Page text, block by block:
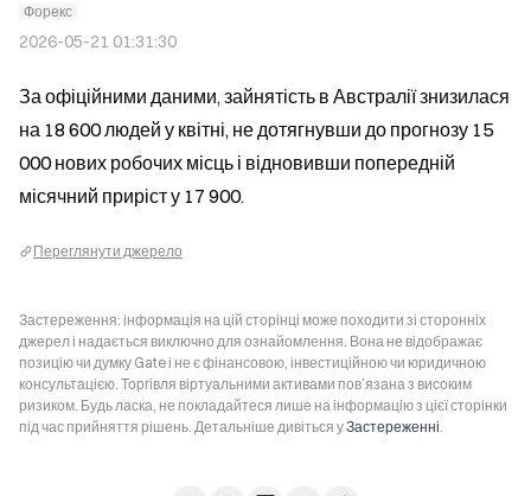
Форекс
2026-05-21 01:31:30
За офіційними даними, зайнятість в Австралії знизилася
на 18 600 людей у квітні, не дотягнувши до прогнозу 15
000 нових робочих місць і відновивши попередній
місячний приріст у 17 900.
Переглянути джерело
Застереження: інформація на цій сторінці може походити зі сторонніх
джерел і надається виключно для ознайомлення. Вона не відображає
позицію чи думку Gate і не є фінансовою, інвестиційною чи юридичною
консультацією. Торгівля віртуальними активами пов’язана з високим
ризиком. Будь ласка, не покладайтеся лише на інформацію з цієї сторінки
під час прийняття рішень. Детальніше дивіться уЗастереженні.